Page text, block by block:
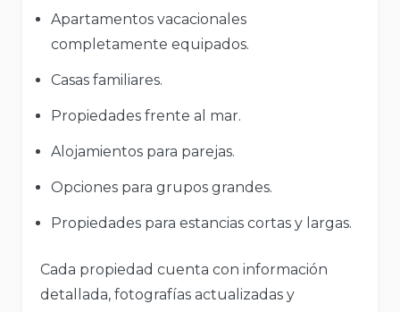
Apartamentos vacacionales
completamente equipados.
Casas familiares.
Propiedades frente al mar.
Alojamientos para parejas.
Opciones para grupos grandes.
Propiedades para estancias cortas y largas.
Cada propiedad cuenta con información
detallada, fotografías actualizadas y